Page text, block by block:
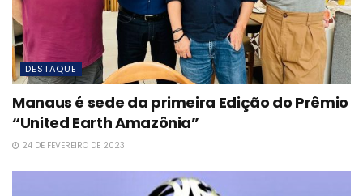
DESTAQUE
Manaus é sede da primeira Edição do Prêmio
“United Earth Amazônia”
24 DE FEVEREIRO DE 2023